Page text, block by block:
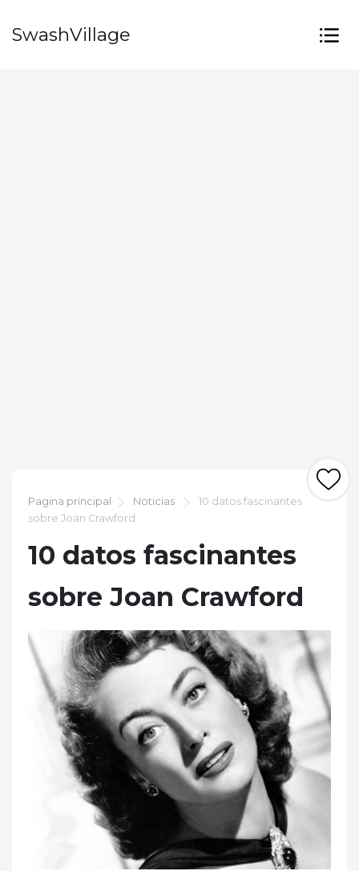
SwashVillage
Pagina principal Noticias
10 datos fascinantes
sobre Joan Crawford
10 datos fascinantes
sobre Joan Crawford